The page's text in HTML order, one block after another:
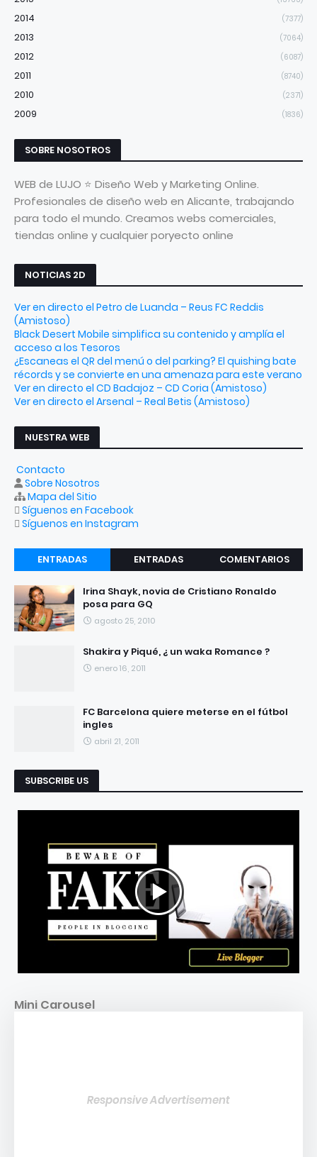
2014 (7377)
2013 (7064)
2012 (6087)
2011 (8740)
2010 (2371)
2009 (1836)
SOBRE NOSOTROS
WEB de LUJO ⭐ Diseño Web y Marketing Online.
Profesionales de diseño web en Alicante, trabajando
para todo el mundo. Creamos webs comerciales,
tiendas online y cualquier poryecto online
NOTICIAS 2D
Ver en directo el Petro de Luanda – Reus FC Reddis
(Amistoso)
Black Desert Mobile simplifica su contenido y amplía el
acceso a los Tesoros
¿Escaneas el QR del menú o del parking? El quishing bate
récords y se convierte en una amenaza para este verano
Ver en directo el CD Badajoz – CD Coria (Amistoso)
Ver en directo el Arsenal – Real Betis (Amistoso)
NUESTRA WEB
Contacto
Sobre Nosotros
Mapa del Sitio
Síguenos en Facebook
Síguenos en Instagram
ENTRADAS
RECIENTES
ENTRADAS
COMENTARIOS
Irina Shayk, novia de Cristiano Ronaldo
posa para GQ
agosto 25, 2010
Shakira y Piqué, ¿ un waka Romance ?
enero 16, 2011
FC Barcelona quiere meterse en el fútbol
ingles
abril 21, 2011
SUBSCRIBE US
Mini Carousel
Responsive Advertisement